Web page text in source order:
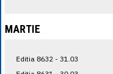
MARTIE
Editia 8632 - 31.03